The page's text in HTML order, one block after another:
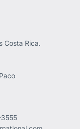
Costa Rica.